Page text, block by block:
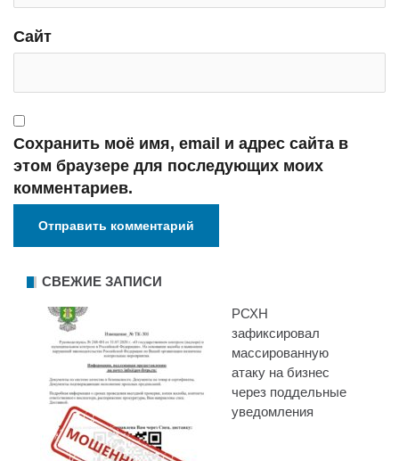
Сайт
Сохранить моё имя, email и адрес сайта в
этом браузере для последующих моих
комментариев.
СВЕЖИЕ ЗАПИСИ
РСХН
зафиксировал
массированную
атаку на бизнес
через поддельные
уведомления